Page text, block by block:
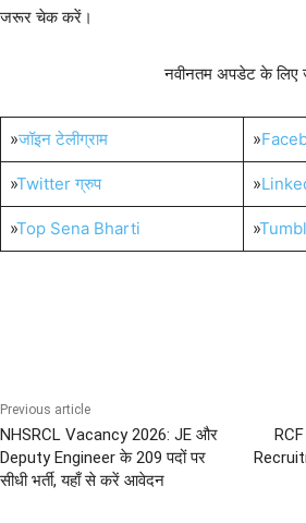
जरूर चेक करें।
नवीनतम अपडेट के लिए
»जॉइन टेलीग्राम »
»Twitter ग्रुप »
»Top Sena Bharti »
Previous article
NHSRCL Vacancy 2026: JE और
Deputy Engineer के 209 पदों पर
सीधी भर्ती, यहाँ से करें आवेदन